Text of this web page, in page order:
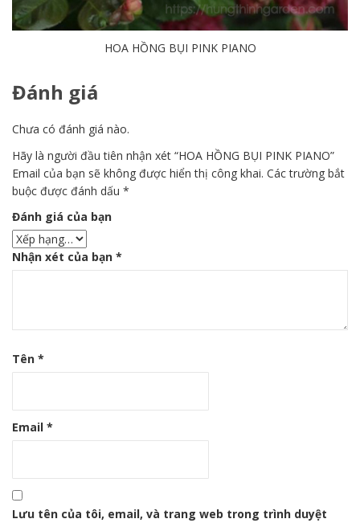
HOA HỒNG BỤI PINK PIANO
Đánh giá
Chưa có đánh giá nào.
Hãy là người đầu tiên nhận xét “HOA HỒNG BỤI PINK PIANO”
Email của bạn sẽ không được hiển thị công khai. Các trường bắt
buộc được đánh dấu *
Đánh giá của bạn
Nhận xét của bạn *
Tên *
Email *
Lưu tên của tôi, email, và trang web trong trình duyệt